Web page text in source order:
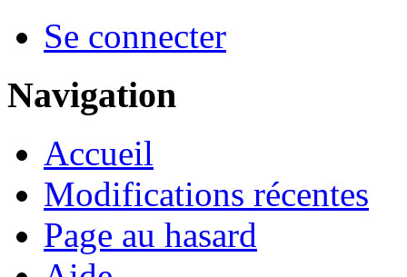
Se connecter
Navigation
Accueil
Modifications récentes
Page au hasard